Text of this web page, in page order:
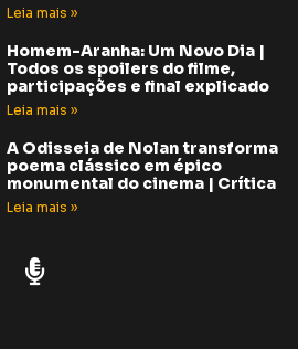
Leia mais »
Homem-Aranha: Um Novo Dia |
Todos os spoilers do filme,
participações e final explicado
Leia mais »
A Odisseia de Nolan transforma
poema clássico em épico
monumental do cinema | Crítica
Leia mais »